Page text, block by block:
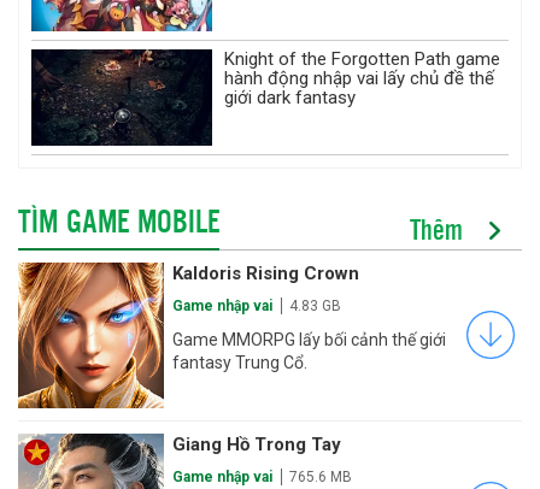
Knight of the Forgotten Path game
hành động nhập vai lấy chủ đề thế
giới dark fantasy
TÌM GAME MOBILE Thêm
Kaldoris Rising Crown
Game nhập vai 4.83 GB
Game MMORPG lấy bối cảnh thế giới
fantasy Trung Cổ.
Giang Hồ Trong Tay
Game nhập vai 765.6 MB